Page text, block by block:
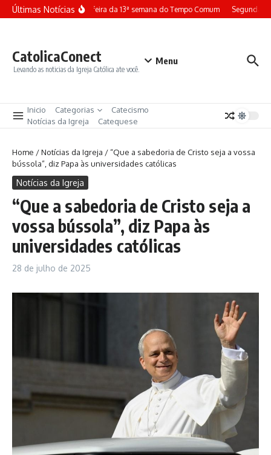
Ir para o conteúdo
Últimas NotíciasTerça-feira da 13ª semana do Tempo Comum Segunda-
CatolicaConect
Levando as noticias da Igreja Católica ate você.
Menu
Inicio Categorias
Catecismo
Notícias da Igreja
Catequese
Home /Notícias da Igreja / “Que a sabedoria de Cristo seja a vossa
bússola”, diz Papa às universidades católicas
Notícias da Igreja
“Que a sabedoria de Cristo seja a
vossa bússola”, diz Papa às
universidades católicas
28 de julho de 2025